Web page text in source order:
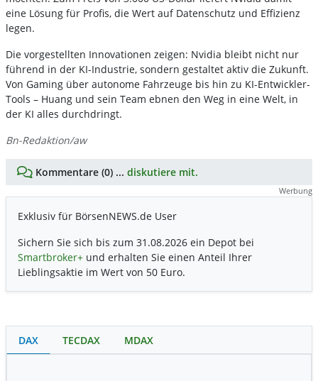
eine Lösung für Profis, die Wert auf Datenschutz und Effizienz
legen.
Die vorgestellten Innovationen zeigen: Nvidia bleibt nicht nur
führend in der KI-Industrie, sondern gestaltet aktiv die Zukunft.
Von Gaming über autonome Fahrzeuge bis hin zu KI-Entwickler-
Tools – Huang und sein Team ebnen den Weg in eine Welt, in
der KI alles durchdringt.
Bn-Redaktion/aw
Kommentare (0) ... diskutiere mit.
Werbung
Exklusiv für BörsenNEWS.de User
Sichern Sie sich bis zum 31.08.2026 ein Depot bei
Smartbroker+ und erhalten Sie einen Anteil Ihrer
Lieblingsaktie im Wert von 50 Euro.
DAX TECDAX MDAX